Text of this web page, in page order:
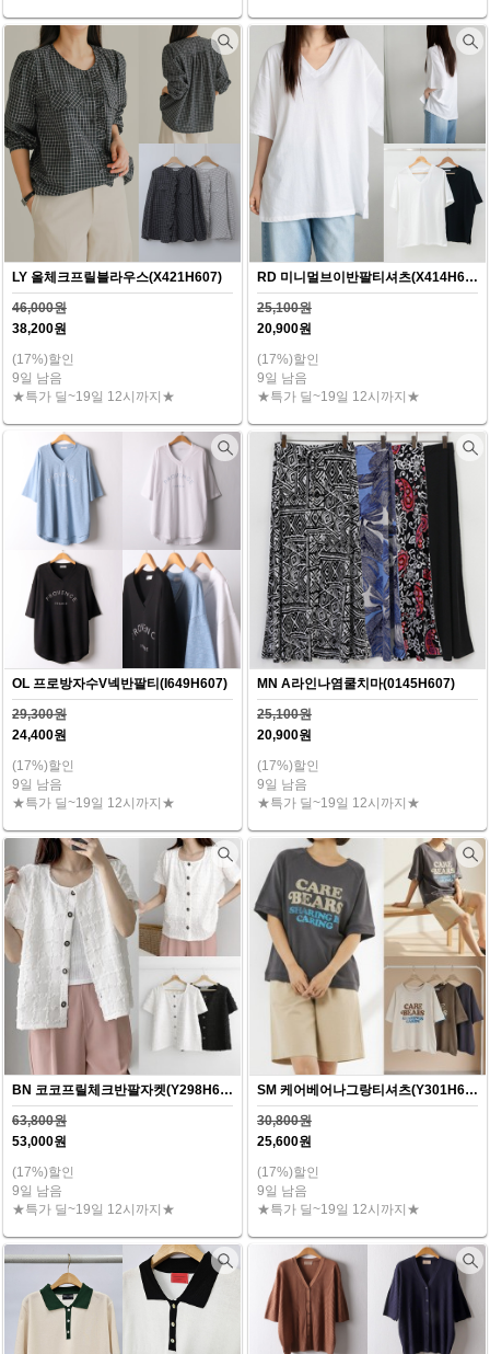
LY 올체크프릴블라우스(X421H607)
46,000원
38,200원
(17%)할인
9일 남음
★특가 딜~19일 12시까지★
RD 미니멀브이반팔티셔츠(X414H607)
25,100원
20,900원
(17%)할인
9일 남음
★특가 딜~19일 12시까지★
OL 프로방자수V넥반팔티(I649H607)
29,300원
24,400원
(17%)할인
9일 남음
★특가 딜~19일 12시까지★
MN A라인나염쿨치마(0145H607)
25,100원
20,900원
(17%)할인
9일 남음
★특가 딜~19일 12시까지★
BN 코코프릴체크반팔자켓(Y298H607)
63,800원
53,000원
(17%)할인
9일 남음
★특가 딜~19일 12시까지★
SM 케어베어나그랑티셔츠(Y301H607)
30,800원
25,600원
(17%)할인
9일 남음
★특가 딜~19일 12시까지★